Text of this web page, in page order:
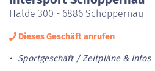
Halde 300 - 6886 Schoppernau
Dieses Geschäft anrufen
Sportgeschäft Zeitpläne & Infos